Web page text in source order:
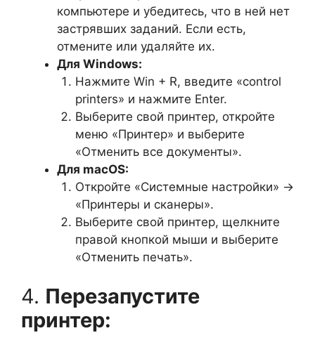
компьютере и убедитесь, что в ней нет
застрявших заданий. Если есть,
отмените или удаляйте их.
Для Windows:
Нажмите Win + R, введите «control
printers» и нажмите Enter.
Выберите свой принтер, откройте
меню «Принтер» и выберите
«Отменить все документы».
Для macOS:
Откройте «Системные настройки» ->
«Принтеры и сканеры».
Выберите свой принтер, щелкните
правой кнопкой мыши и выберите
«Отменить печать».
4. Перезапустите
принтер: